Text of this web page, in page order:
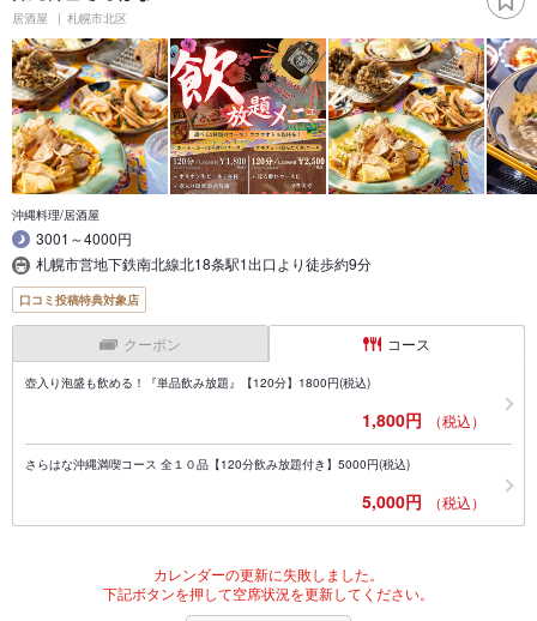
居酒屋 札幌市北区
沖縄料理/居酒屋
3001～4000円
札幌市営地下鉄南北線北18条駅1出口より徒歩約9分
口コミ投稿特典対象店
クーポン コース
壺入り泡盛も飲める！『単品飲み放題』【120分】1800円(税込)
1,800円 （税込）
さらはな沖縄満喫コース 全１０品【120分飲み放題付き】5000円(税込)
5,000円 （税込）
カレンダーの更新に失敗しました。
下記ボタンを押して空席状況を更新してください。